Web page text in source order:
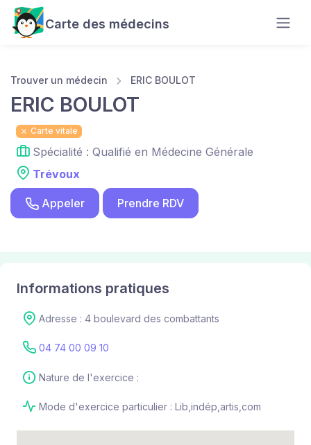
Carte des médecins
Trouver un médecin ERIC BOULOT
ERIC BOULOT
Carte vitale
Spécialité : Qualifié en Médecine Générale
Trévoux
Appeler Prendre RDV
Informations pratiques
Adresse : 4 boulevard des combattants
04 74 00 09 10
Nature de l'exercice :
Mode d'exercice particulier : Lib,indép,artis,com